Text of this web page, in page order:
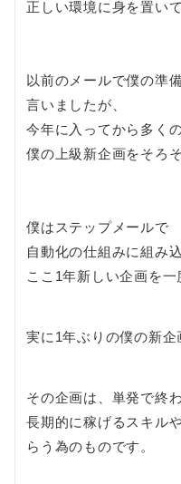
正しい環境に身を置い
以前のメールで僕の準
言いましたが、
今年に入ってから多く
僕の上級新企画をそろ
僕はステップメールで
自動化の仕組みに組み
ここ1年新しい企画を一
実に1年ぶりの僕の新企
その企画は、単発で終
長期的に稼げるスキル
らう為のものです。